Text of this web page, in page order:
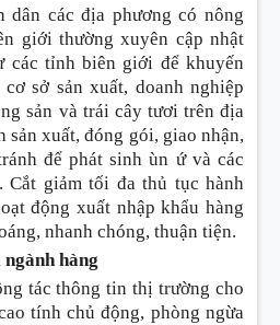
dân các địa phương có nông
giới thường xuyên cập nhật
các tỉnh biên giới để khuyến
sở sản xuất, doanh nghiệp
sản và trái cây tươi trên địa
sản xuất, đóng gói, giao nhận,
để phát sinh ùn ứ và các
Cắt giảm tối đa thủ tục hành
động xuất nhập khẩu hàng
nhanh chóng, thuận tiện.
hàng
tác thông tin thị trường cho
tính chủ động, phòng ngừa